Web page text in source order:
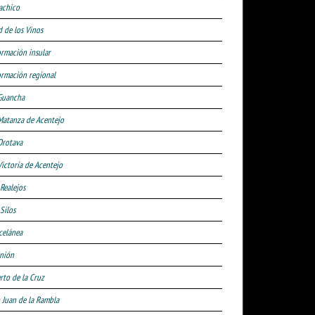
de los Vinos
insular
regional
de Acentejo
de Acentejo
de la Cruz
Juan de la Rambla